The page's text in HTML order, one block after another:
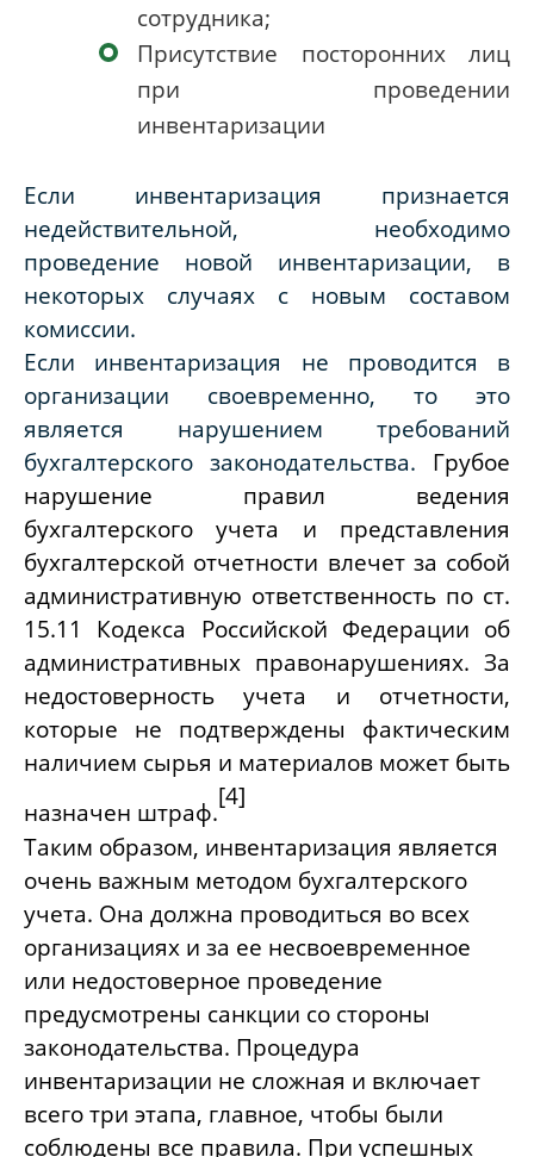
сотрудника;
Присутствие посторонних лиц
при проведении
инвентаризации
Если инвентаризация признается
недействительной, необходимо
проведение новой инвентаризации, в
некоторых случаях с новым составом
комиссии.
Если инвентаризация не проводится в
организации своевременно, то это
является нарушением требований
бухгалтерского законодательства. Грубое
нарушение правил ведения
бухгалтерского учета и представления
бухгалтерской отчетности влечет за собой
административную ответственность по ст.
15.11 Кодекса Российской Федерации об
административных правонарушениях. За
недостоверность учета и отчетности,
которые не подтверждены фактическим
наличием сырья и материалов может быть
назначен штраф.
[4]
Таким образом, инвентаризация является
очень важным методом бухгалтерского
учета. Она должна проводиться во всех
организациях и за ее несвоевременное
или недостоверное проведение
предусмотрены санкции со стороны
законодательства. Процедура
инвентаризации не сложная и включает
всего три этапа, главное, чтобы были
соблюдены все правила. При успешных